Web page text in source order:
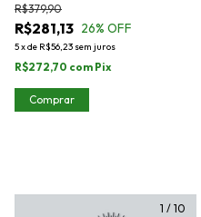
R$281,13
R$379,90
26% OFF
5xde R$56,23 sem juros
R$272,70 com Pix
Comprar
1 / 10